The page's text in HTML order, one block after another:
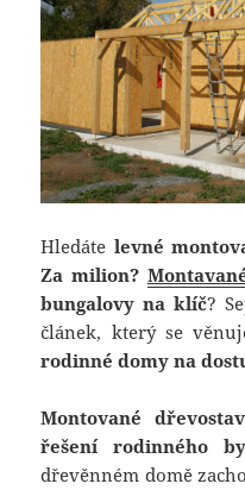
Hledáte levné
Za milion?
bungalovy na klíč?
článek, který se
rodinné domy na
Montované
řešení rodinného
dřevěnném domě